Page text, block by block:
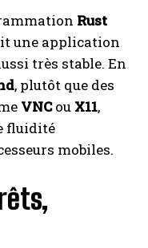
Rust
une application
très stable. En
, plutôt que des
VNCou X11,
fluidité
mobiles.